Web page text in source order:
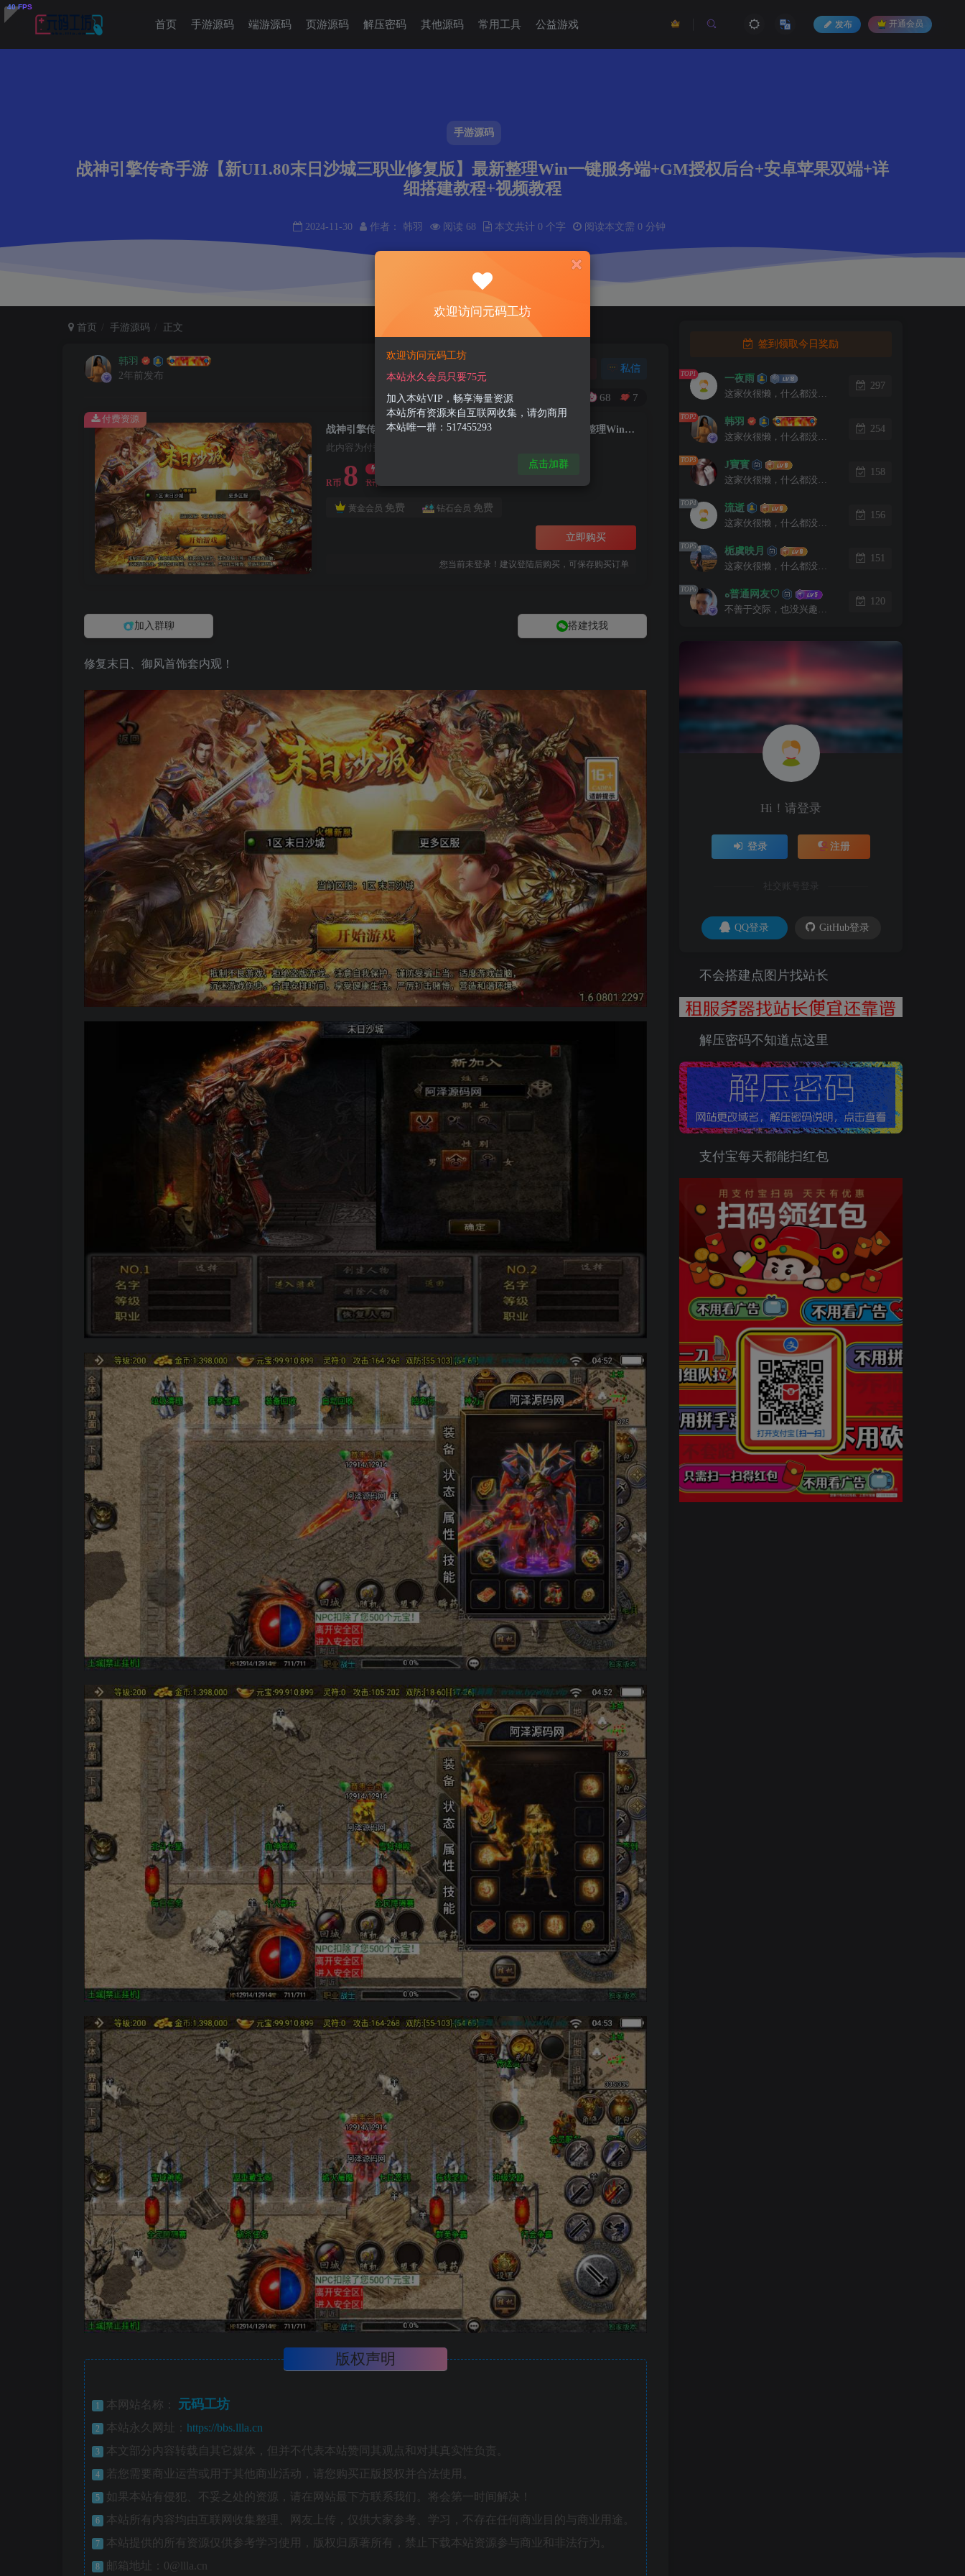
手游源码
战神引擎传奇手游【新UI1.80末日沙城三职业修复版】最新整理Win一键服务端+GM授权后台+安卓苹果双端+详
细搭建教程+视频教程
2024-11-30 作者： 韩羽 阅读 68 本文共计 0 个字 阅读本文需 0 分钟
首页 手游源码 端游源码 页游源码 解压密码 其他源码 常用工具 公益游戏 发布 开通会员
首页 手游源码 正文
韩羽
2年前发布
私信
68 7
战神引擎传奇手游【新UI1.80末日沙城三职业修复版】最新整理Win一键服务端+GM授权后台+安卓苹果双端+详细搭建教程+视频教程
此内容为付费资源，请付费后查看
R币 8 R币
黄金会员 免费 钻石会员 免费
立即购买
您当前未登录！建议登陆后购买，可保存购买订单
付费资源
加入群聊 搭建找我
修复末日、御风首饰套内观！
版权声明
1 本网站名称： 元码工坊
2 本站永久网址： https://bbs.llla.cn
3 本文部分内容转载自其它媒体，但并不代表本站赞同其观点和对其真实性负责。
4 若您需要商业运营或用于其他商业活动，请您购买正版授权并合法使用。
5 如果本站有侵犯、不妥之处的资源，请在网站最下方联系我们。将会第一时间解决！
6 本站所有内容均由互联网收集整理、网友上传，仅供大家参考、学习，不存在任何商业目的与商业用途。
7 本站提供的所有资源仅供参考学习使用，版权归原著所有，禁止下载本站资源参与商业和非法行为。
8 邮箱地址：0@llla.cn
签到领取今日奖励
TOP1 一夜雨
这家伙很懒，什么都没有写...
297
TOP2 韩羽
这家伙很懒，什么都没有写...
254
TOP3 J寶寳
这家伙很懒，什么都没有写...
158
TOP4 流逝
这家伙很懒，什么都没有写...
156
TOP5 栀虞映月
这家伙很懒，什么都没有写...
151
TOP6 ﻩ普通网友♡
不善于交际，也没兴趣认识你。
120
Hi！请登录
登录 注册
社交账号登录
QQ登录 GitHub登录
不会搭建点图片找站长
解压密码不知道点这里
支付宝每天都能扫红包
欢迎访问元码工坊
欢迎访问元码工坊
本站永久会员只要75元
加入本站VIP，畅享海量资源
本站所有资源来自互联网收集，请勿商用
本站唯一群：517455293
点击加群